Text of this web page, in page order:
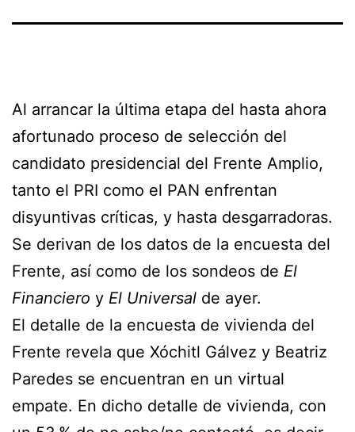
Al arrancar la última etapa del hasta ahora
afortunado proceso de selección del
candidato presidencial del Frente Amplio,
tanto el PRI como el PAN enfrentan
disyuntivas críticas, y hasta desgarradoras.
Se derivan de los datos de la encuesta del
Frente, así como de los sondeos de El
Financiero y El Universal de ayer.
El detalle de la encuesta de vivienda del
Frente revela que Xóchitl Gálvez y Beatriz
Paredes se encuentran en un virtual
empate. En dicho detalle de vivienda, con